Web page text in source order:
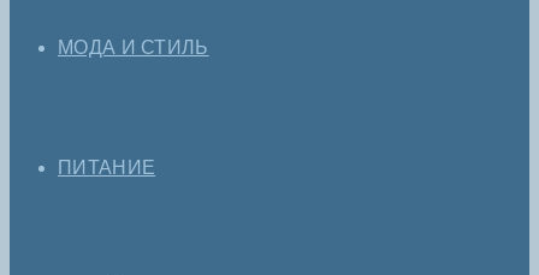
МОДА И СТИЛЬ
ПИТАНИЕ